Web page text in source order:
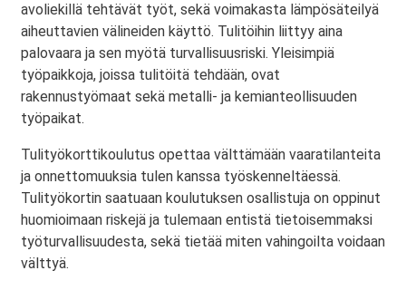
avoliekillä tehtävät työt, sekä voimakasta lämpösäteilyä
aiheuttavien välineiden käyttö. Tulitöihin liittyy aina
palovaara ja sen myötä turvallisuusriski. Yleisimpiä
työpaikkoja, joissa tulitöitä tehdään, ovat
rakennustyömaat sekä metalli- ja kemianteollisuuden
työpaikat.
Tulityökorttikoulutus opettaa välttämään vaaratilanteita
ja onnettomuuksia tulen kanssa työskenneltäessä.
Tulityökortin saatuaan koulutuksen osallistuja on oppinut
huomioimaan riskejä ja tulemaan entistä tietoisemmaksi
työturvallisuudesta, sekä tietää miten vahingoilta voidaan
välttyä.